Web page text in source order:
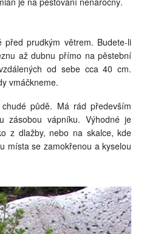
před prudkým větrem. Budete-li
až dubnu přímo na pěstební
od sebe cca 40 cm.
vmáčkneme.
půdě. Má rád především
zásobou vápníku. Výhodné je
z dlažby, nebo na skalce, kde
místa se zamokřenou a kyselou